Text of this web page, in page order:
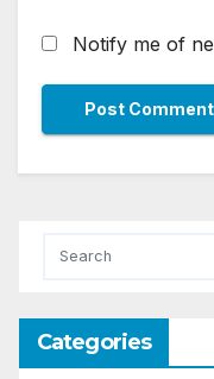
Notify me of
Categories